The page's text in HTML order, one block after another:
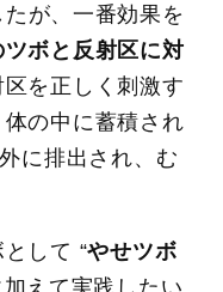
が、一番効果を
ツボと反射区に対
を正しく刺激す
の中に蓄積され
に排出され、む
して “やせツボ
えて実践したい